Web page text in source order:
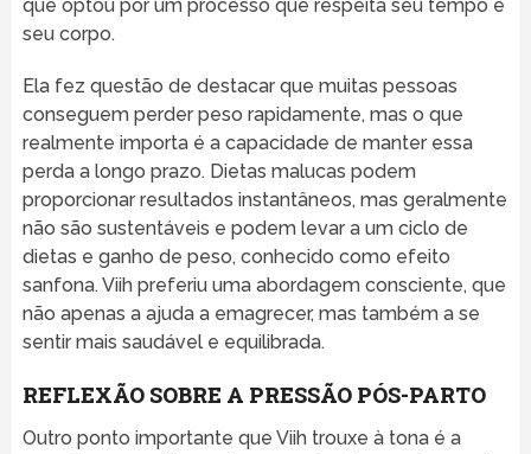
que optou por um processo que respeita seu tempo e
seu corpo.
Ela fez questão de destacar que muitas pessoas
conseguem perder peso rapidamente, mas o que
realmente importa é a capacidade de manter essa
perda a longo prazo. Dietas malucas podem
proporcionar resultados instantâneos, mas geralmente
não são sustentáveis e podem levar a um ciclo de
dietas e ganho de peso, conhecido como efeito
sanfona. Viih preferiu uma abordagem consciente, que
não apenas a ajuda a emagrecer, mas também a se
sentir mais saudável e equilibrada.
REFLEXÃO SOBRE A PRESSÃO PÓS-PARTO
Outro ponto importante que Viih trouxe à tona é a